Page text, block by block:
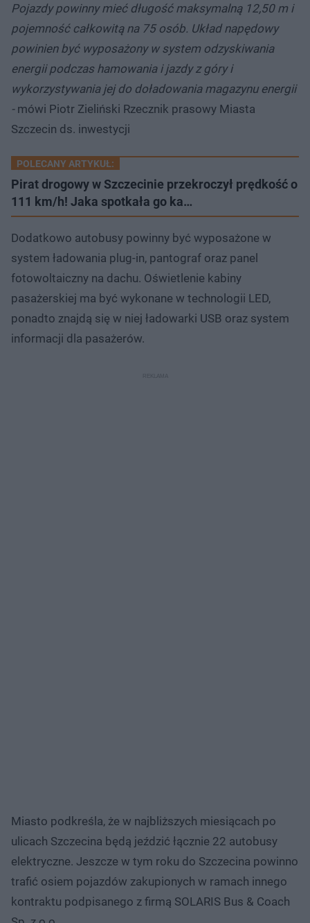
Pojazdy powinny mieć długość maksymalną 12,50 m i
pojemność całkowitą na 75 osób. Układ napędowy
powinien być wyposażony w system odzyskiwania
energii podczas hamowania i jazdy z góry i
wykorzystywania jej do doładowania magazynu energii
- mówi Piotr Zieliński Rzecznik prasowy Miasta
Szczecin ds. inwestycji
POLECANY ARTYKUŁ:
Pirat drogowy w Szczecinie przekroczył prędkość o
111 km/h! Jaka spotkała go ka…
Dodatkowo autobusy powinny być wyposażone w
system ładowania plug-in, pantograf oraz panel
fotowoltaiczny na dachu. Oświetlenie kabiny
pasażerskiej ma być wykonane w technologii LED,
ponadto znajdą się w niej ładowarki USB oraz system
informacji dla pasażerów.
Miasto podkreśla, że w najbliższych miesiącach po
ulicach Szczecina będą jeździć łącznie 22 autobusy
elektryczne. Jeszcze w tym roku do Szczecina powinno
trafić osiem pojazdów zakupionych w ramach innego
kontraktu podpisanego z firmą SOLARIS Bus & Coach